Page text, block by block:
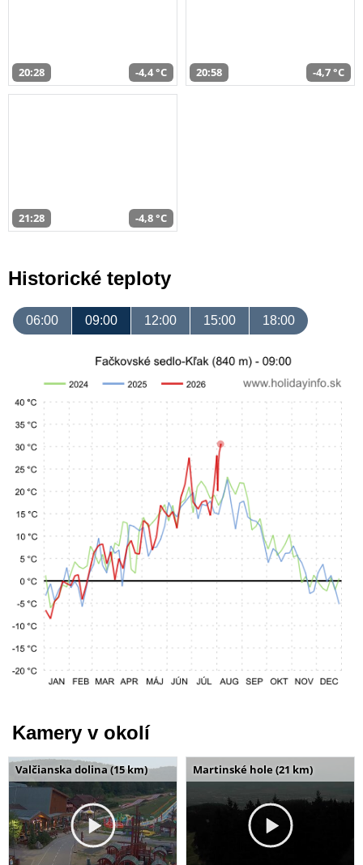
20:28 -4,4 °C 20:58 -4,7 °C
21:28 -4,8 °C
Historické teploty
06:00 09:00 12:00 15:00 18:00
Kamery v okolí
Valčianska dolina (15 km) Martinské hole (21 km)